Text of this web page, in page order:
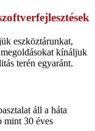
eszköztárunkat,
kínáljuk
terén egyaránt.
áll a háta
mint 30 éves